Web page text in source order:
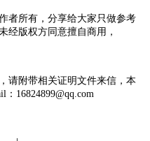
者所有，分享给大家只做参考
经版权方同意擅自商用，
请附带相关证明文件来信，本
16824899@qq.com